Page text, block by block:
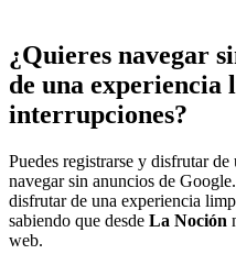
¿Quieres navegar
de una experiencia
interrupciones?
Puedes registrarse y disfrutar de
navegar sin anuncios de
disfrutar de una experiencia
sabiendo que desde La Noción
web.